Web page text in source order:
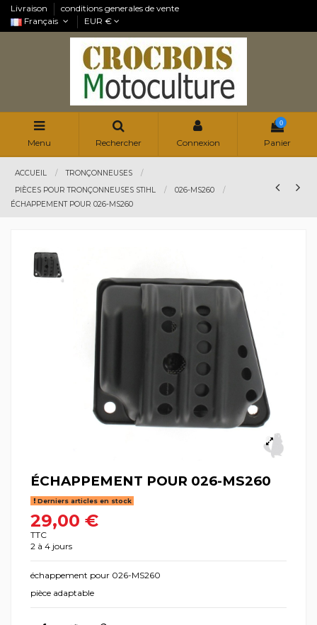
Livraison
conditions generales de vente
Français
EUR €
Menu Rechercher Connexion
0
Panier
ACCUEIL
TRONÇONNEUSES
PIÈCES POUR TRONÇONNEUSES STIHL
026-MS260
ÉCHAPPEMENT POUR 026-MS260
ÉCHAPPEMENT POUR 026-MS260
Derniers articles en stock
29,00 €
TTC
2 à 4 jours
échappement pour 026-MS260
pièce adaptable